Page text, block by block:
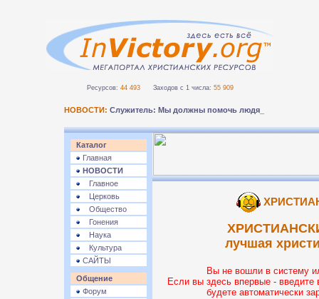
Ресурсов: 44 493 Заходов с 1 числа: 55 909
НОВОСТИ: Служитель: Мы должны помочь людям безопасн_
Каталог
Главная
НОВОСТИ
Главное
Церковь
Общество
Гонения
Наука
Культура
САЙТЫ
Общение
Форум
лучшая
Вы не вошли в систему
Если вы здесь впервые -
будете автоматически